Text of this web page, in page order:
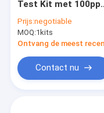
Hormoontestkit
Toxine-testkits
Water Pollution
Test Kit met
snelle detectie en
80-105% herstel voor
weefsels en eieren
Prijs:negotiable
MOQ:1kits
Ontvang de meest
Contact nu